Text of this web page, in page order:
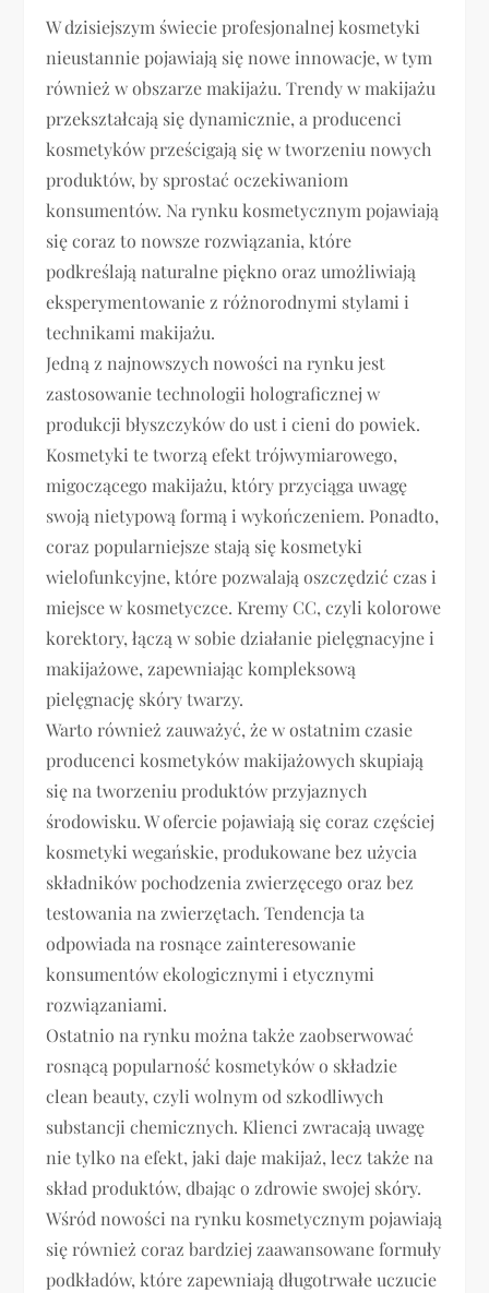
W dzisiejszym świecie profesjonalnej kosmetyki
nieustannie pojawiają się nowe innowacje, w tym
również w obszarze makijażu. Trendy w makijażu
przekształcają się dynamicznie, a producenci
kosmetyków prześcigają się w tworzeniu nowych
produktów, by sprostać oczekiwaniom
konsumentów. Na rynku kosmetycznym pojawiają
się coraz to nowsze rozwiązania, które
podkreślają naturalne piękno oraz umożliwiają
eksperymentowanie z różnorodnymi stylami i
technikami makijażu.
Jedną z najnowszych nowości na rynku jest
zastosowanie technologii holograficznej w
produkcji błyszczyków do ust i cieni do powiek.
Kosmetyki te tworzą efekt trójwymiarowego,
migoczącego makijażu, który przyciąga uwagę
swoją nietypową formą i wykończeniem. Ponadto,
coraz popularniejsze stają się kosmetyki
wielofunkcyjne, które pozwalają oszczędzić czas i
miejsce w kosmetyczce. Kremy CC, czyli kolorowe
korektory, łączą w sobie działanie pielęgnacyjne i
makijażowe, zapewniając kompleksową
pielęgnację skóry twarzy.
Warto również zauważyć, że w ostatnim czasie
producenci kosmetyków makijażowych skupiają
się na tworzeniu produktów przyjaznych
środowisku. W ofercie pojawiają się coraz częściej
kosmetyki wegańskie, produkowane bez użycia
składników pochodzenia zwierzęcego oraz bez
testowania na zwierzętach. Tendencja ta
odpowiada na rosnące zainteresowanie
konsumentów ekologicznymi i etycznymi
rozwiązaniami.
Ostatnio na rynku można także zaobserwować
rosnącą popularność kosmetyków o składzie
clean beauty, czyli wolnym od szkodliwych
substancji chemicznych. Klienci zwracają uwagę
nie tylko na efekt, jaki daje makijaż, lecz także na
skład produktów, dbając o zdrowie swojej skóry.
Wśród nowości na rynku kosmetycznym pojawiają
się również coraz bardziej zaawansowane formuły
podkładów, które zapewniają długotrwałe uczucie